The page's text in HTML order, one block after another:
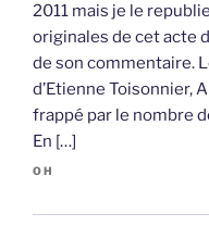
2011 mais je le
originales de cet acte
de son commentaire.
d’Etienne Toisonnier,
frappé par le nombre
En […]
OH